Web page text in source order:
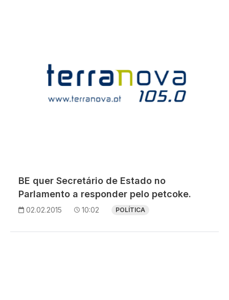
BE quer Secretário de Estado no
Parlamento a responder pelo petcoke.
02.02.2015 10:02 POLÍTICA